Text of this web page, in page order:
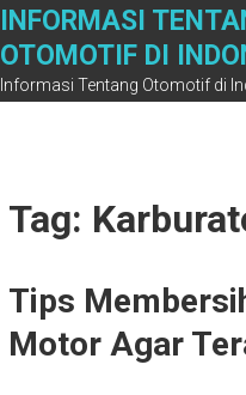
Skip
content
INFORMASI
OTOMOTIF DI
Informasi Tentang Otomotif di
Tag:
Tips
Motor Agar